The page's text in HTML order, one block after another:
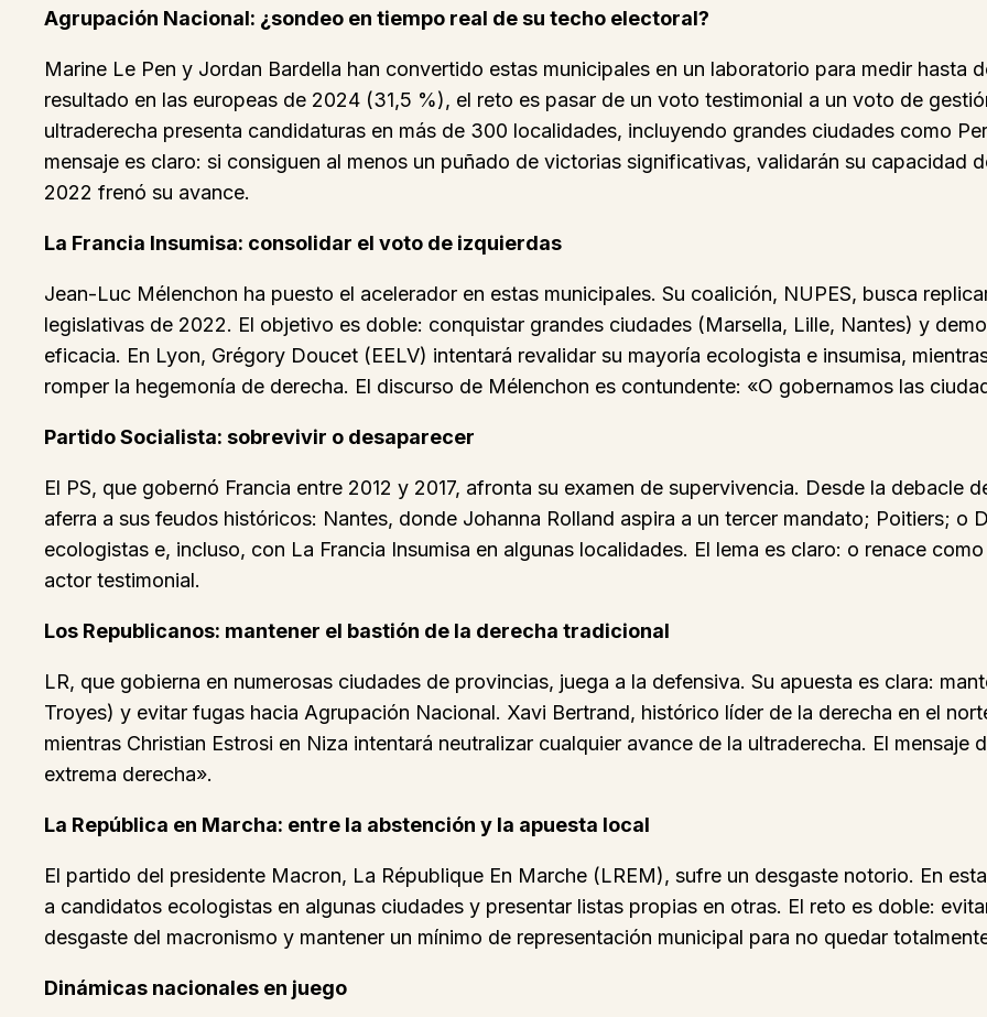
Agrupación Nacional: ¿sondeo en tiempo real de su techo electoral?
Marine Le Pen y Jordan Bardella han convertido estas municipales en un laboratorio para medir hasta
resultado en las europeas de 2024 (31,5 %), el reto es pasar de un voto testimonial a un voto de
ultraderecha presenta candidaturas en más de 300 localidades, incluyendo grandes ciudades como
mensaje es claro: si consiguen al menos un puñado de victorias significativas, validarán su capacidad
2022 frenó su avance.
La Francia Insumisa: consolidar el voto de izquierdas
Jean-Luc Mélenchon ha puesto el acelerador en estas municipales. Su coalición, NUPES, busca
legislativas de 2022. El objetivo es doble: conquistar grandes ciudades (Marsella, Lille, Nantes) y
eficacia. En Lyon, Grégory Doucet (EELV) intentará revalidar su mayoría ecologista e insumisa,
romper la hegemonía de derecha. El discurso de Mélenchon es contundente: «O gobernamos las
Partido Socialista: sobrevivir o desaparecer
El PS, que gobernó Francia entre 2012 y 2017, afronta su examen de supervivencia. Desde la debacle
aferra a sus feudos históricos: Nantes, donde Johanna Rolland aspira a un tercer mandato; Poitiers; o
ecologistas e, incluso, con La Francia Insumisa en algunas localidades. El lema es claro: o renace
actor testimonial.
Los Republicanos: mantener el bastión de la derecha tradicional
LR, que gobierna en numerosas ciudades de provincias, juega a la defensiva. Su apuesta es clara:
Troyes) y evitar fugas hacia Agrupación Nacional. Xavi Bertrand, histórico líder de la derecha en el
mientras Christian Estrosi en Niza intentará neutralizar cualquier avance de la ultraderecha. El mensaje
extrema derecha».
La República en Marcha: entre la abstención y la apuesta local
El partido del presidente Macron, La République En Marche (LREM), sufre un desgaste notorio. En
a candidatos ecologistas en algunas ciudades y presentar listas propias en otras. El reto es doble:
desgaste del macronismo y mantener un mínimo de representación municipal para no quedar
Dinámicas nacionales en juego